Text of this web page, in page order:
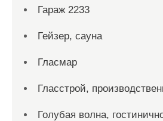
Гараж 2233
Гейзер, сауна
Гласмар
Гласстрой,
Голубая волна,